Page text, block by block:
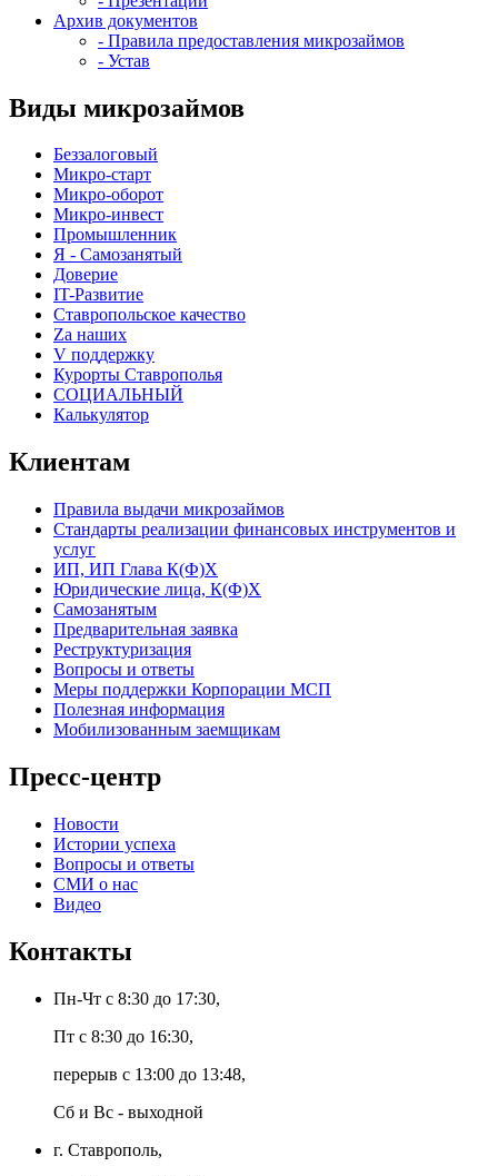
Архив документов
- Правила предоставления микрозаймов
- Устав
Виды микрозаймов
Беззалоговый
Микро-старт
Микро-оборот
Микро-инвест
Промышленник
Я - Самозанятый
Доверие
IT-Развитие
Ставропольское качество
Za наших
V поддержку
Курорты Ставрополья
СОЦИАЛЬНЫЙ
Калькулятор
Клиентам
Правила выдачи микрозаймов
Стандарты реализации финансовых инструментов и
услуг
ИП, ИП Глава К(Ф)Х
Юридические лица, К(Ф)Х
Самозанятым
Предварительная заявка
Реструктуризация
Вопросы и ответы
Меры поддержки Корпорации МСП
Полезная информация
Мобилизованным заемщикам
Пресс-центр
Новости
Истории успеха
Вопросы и ответы
СМИ о нас
Видео
Контакты
Пн-Чт с 8:30 до 17:30,
Пт с 8:30 до 16:30,
перерыв с 13:00 до 13:48,
Сб и Вс - выходной
г. Ставрополь,